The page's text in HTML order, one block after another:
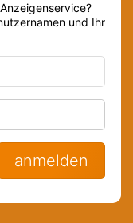
und Ihr
anmelden